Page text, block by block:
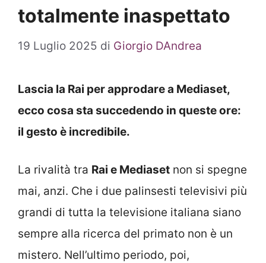
totalmente inaspettato
19 Luglio 2025 di Giorgio DAndrea
Lascia la Rai per approdare a Mediaset,
ecco cosa sta succedendo in queste ore:
il gesto è incredibile.
La rivalità tra Rai e Mediaset non si spegne
mai, anzi. Che i due palinsesti televisivi più
grandi di tutta la televisione italiana siano
sempre alla ricerca del primato non è un
mistero. Nell’ultimo periodo, poi,